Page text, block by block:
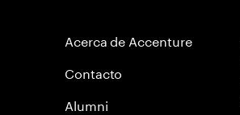
Acerca de Accenture
Contacto
Alumni